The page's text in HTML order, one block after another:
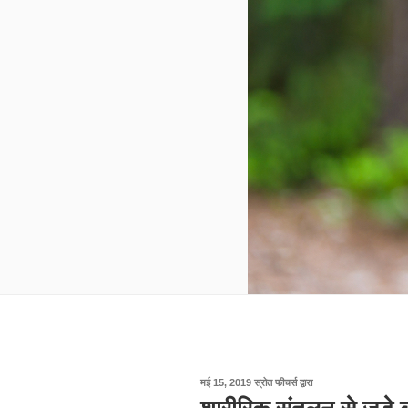
मई 15, 2019 पर
स्रोत फीचर्सद्वारा